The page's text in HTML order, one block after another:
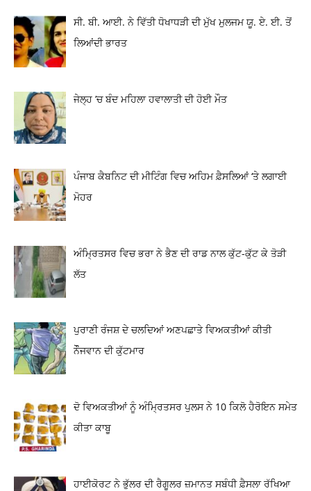
ਸੀ. ਬੀ. ਆਈ. ਨੇ ਵਿੱਤੀ ਧੋਖਾਧੜੀ ਦੀ ਮੁੱਖ ਮੁਲਜਮ ਯੂ. ਏ. ਈ. ਤੋਂ
ਲਿਆਂਦੀ ਭਾਰਤ
ਜੇਲ੍ਹ ’ਚ ਬੰਦ ਮਹਿਲਾ ਹਵਾਲਾਤੀ ਦੀ ਹੋਈ ਮੌਤ
ਪੰਜਾਬ ਕੈਬਨਿਟ ਦੀ ਮੀਟਿੰਗ ਵਿਚ ਅਹਿਮ ਫ਼ੈਸਲਿਆਂ ‘ਤੇ ਲਗਾਈ
ਮੋਹਰ
ਅੰਮ੍ਰਿਤਸਰ ਵਿਚ ਭਰਾ ਨੇ ਭੈਣ ਦੀ ਰਾਡ ਨਾਲ ਕੁੱਟ-ਕੁੱਟ ਕੇ ਤੋੜੀ
ਲੱਤ
ਪੁਰਾਣੀ ਰੰਜਸ਼ ਦੇ ਚਲਦਿਆਂ ਅਣਪਛਾਤੇ ਵਿਅਕਤੀਆਂ ਕੀਤੀ
ਨੌੌਜਵਾਨ ਦੀ ਕੁੱਟਮਾਰ
ਦੋ ਵਿਅਕਤੀਆਂ ਨੂੰ ਅੰਮ੍ਰਿਤਸਰ ਪੁਲਸ ਨੇ 10 ਕਿਲੋ ਹੈਰੋਇਨ ਸਮੇਤ
ਕੀਤਾ ਕਾਬੂ
ਹਾਈਕੋਰਟ ਨੇ ਭੁੱਲਰ ਦੀ ਰੈਗੂਲਰ ਜ਼ਮਾਨਤ ਸਬੰਧੀ ਫ਼ੈਸਲਾ ਰੱਖਿਆ